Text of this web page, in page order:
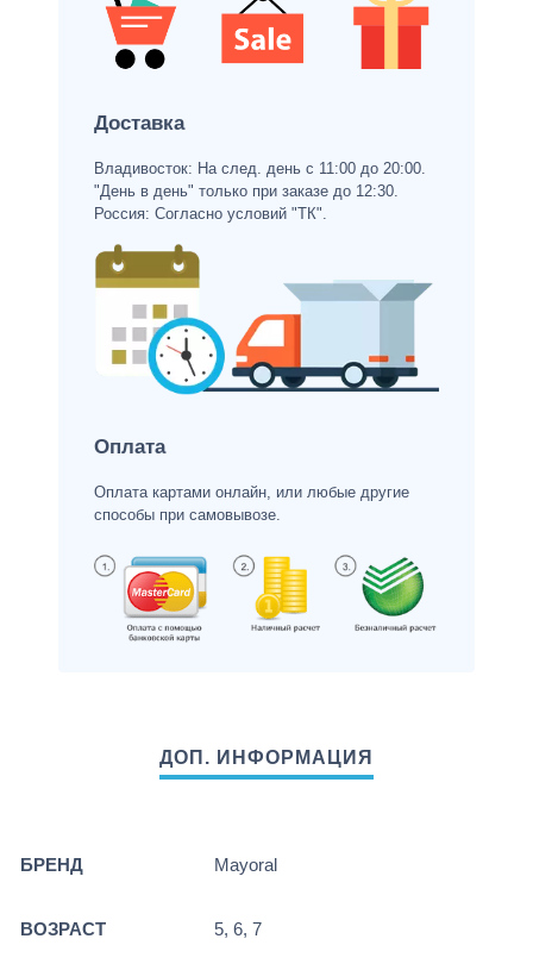
Доставка
Владивосток: На след. день с 11:00 до 20:00.
"День в день" только при заказе до 12:30.
Россия: Согласно условий "ТК".
Оплата
Оплата картами онлайн, или любые другие
способы при самовывозе.
БРЕНД Mayoral
ВОЗРАСТ 5, 6, 7